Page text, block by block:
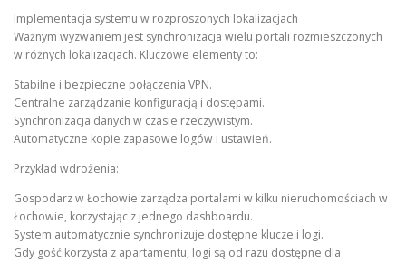
Implementacja systemu w rozproszonych lokalizacjach
Ważnym wyzwaniem jest synchronizacja wielu portali rozmieszczonych
w różnych lokalizacjach. Kluczowe elementy to:
Stabilne i bezpieczne połączenia VPN.
Centralne zarządzanie konfiguracją i dostępami.
Synchronizacja danych w czasie rzeczywistym.
Automatyczne kopie zapasowe logów i ustawień.
Przykład wdrożenia:
Gospodarz w Łochowie zarządza portalami w kilku nieruchomościach w
Łochowie, korzystając z jednego dashboardu.
System automatycznie synchronizuje dostępne klucze i logi.
Gdy gość korzysta z apartamentu, logi są od razu dostępne dla